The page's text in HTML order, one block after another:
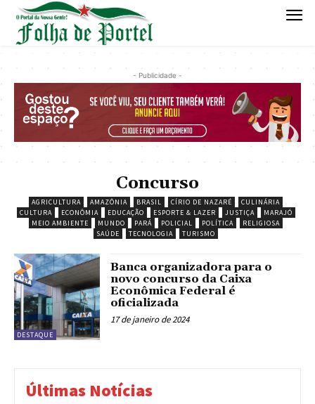
- Publicidade -
Concurso
AGRICULTURA AMAZÔNIA BRASIL CÍRIO DE NAZARÉ
CULINÁRIA
CULTURA
ECONÔMIA EDUCAÇÃO ESPORTE & LAZER JUSTIÇA
MARAJÓ
MEIO AMBIENTE
MUNDO PARÁ POLICIAL POLÍTICA
RELIGIOSA
SAÚDE
TECNOLOGIA TURISMO
DESTAQUE
Banca organizadora para o
novo concurso da Caixa
Econômica Federal é
oficializada
17 de janeiro de 2024
Últimas Notícias